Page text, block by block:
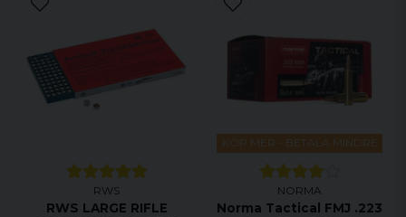
RWS
RWS LARGE RIFLE
KÖP MER - BETALA MINDRE
NORMA
Norma Tactical FMJ .223